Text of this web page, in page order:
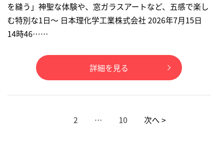
を縫う」神聖な体験や、窓ガラスアートなど、五感で楽し
む特別な1日〜 日本理化学工業株式会社 2026年7月15日
14時46……
詳細を見る
2 … 10 次へ >